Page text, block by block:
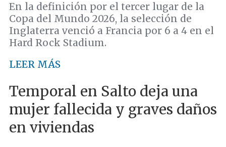
En la definición por el tercer lugar de la
Copa del Mundo 2026, la selección de
Inglaterra venció a Francia por 6 a 4 en el
Hard Rock Stadium.
LEER MÁS
Temporal en Salto deja una
mujer fallecida y graves daños
en viviendas